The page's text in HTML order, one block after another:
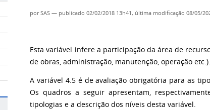
porSAS — publicado 02/02/2018 13h41, última modificação 08/05/
Esta variável infere a participação da área de
de obras, administração, manutenção, operação etc.).
A variável 4.5 é de avaliação obrigatória para as
Os quadros a seguir apresentam,
tipologias e a descrição dos níveis desta variável.